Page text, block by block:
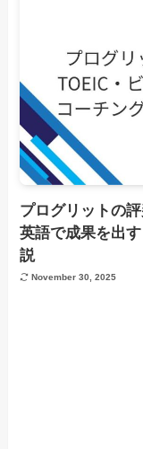
プログリットの
英語で成果を出
説
November 30, 2025